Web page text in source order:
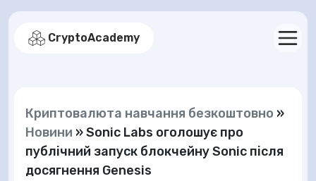
CryptoAcademy
Криптовалюта навчання безкоштовно »
Новини »Sonic Labs оголошує про
публічний запуск блокчейну Sonic після
досягнення Genesis